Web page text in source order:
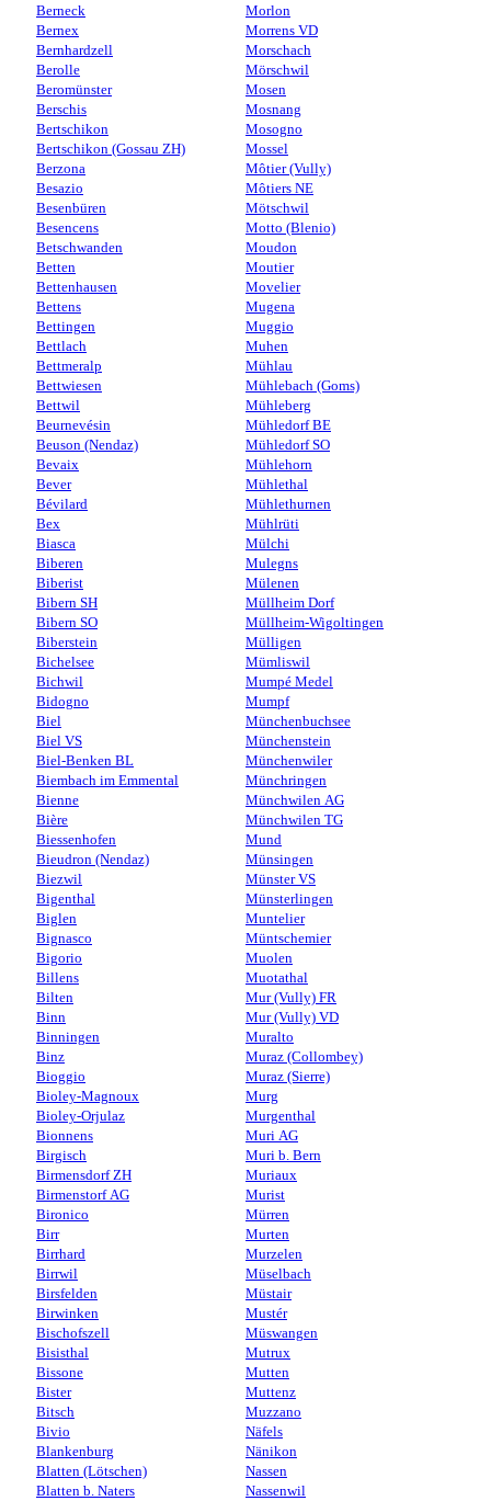
Berneck
Bernex
Bernhardzell
Berolle
Beromünster
Berschis
Bertschikon
Bertschikon (Gossau ZH)
Berzona
Besazio
Besenbüren
Besencens
Betschwanden
Betten
Bettenhausen
Bettens
Bettingen
Bettlach
Bettmeralp
Bettwiesen
Bettwil
Beurnevésin
Beuson (Nendaz)
Bevaix
Bever
Bévilard
Bex
Biasca
Biberen
Biberist
Bibern SH
Bibern SO
Biberstein
Bichelsee
Bichwil
Bidogno
Biel
Biel VS
Biel-Benken BL
Biembach im Emmental
Bienne
Bière
Biessenhofen
Bieudron (Nendaz)
Biezwil
Bigenthal
Biglen
Bignasco
Bigorio
Billens
Bilten
Binn
Binningen
Binz
Bioggio
Bioley-Magnoux
Bioley-Orjulaz
Bionnens
Birgisch
Birmensdorf ZH
Birmenstorf AG
Bironico
Birr
Birrhard
Birrwil
Birsfelden
Birwinken
Bischofszell
Bisisthal
Bissone
Bister
Bitsch
Bivio
Blankenburg
Blatten (Lötschen)
Blatten b. Naters
Morlon
Morrens VD
Morschach
Mörschwil
Mosen
Mosnang
Mosogno
Mossel
Môtier (Vully)
Môtiers NE
Mötschwil
Motto (Blenio)
Moudon
Moutier
Movelier
Mugena
Muggio
Muhen
Mühlau
Mühlebach (Goms)
Mühleberg
Mühledorf BE
Mühledorf SO
Mühlehorn
Mühlethal
Mühlethurnen
Mühlrüti
Mülchi
Mulegns
Mülenen
Müllheim Dorf
Müllheim-Wigoltingen
Mülligen
Mümliswil
Mumpé Medel
Mumpf
Münchenbuchsee
Münchenstein
Münchenwiler
Münchringen
Münchwilen AG
Münchwilen TG
Mund
Münsingen
Münster VS
Münsterlingen
Muntelier
Müntschemier
Muolen
Muotathal
Mur (Vully) FR
Mur (Vully) VD
Muralto
Muraz (Collombey)
Muraz (Sierre)
Murg
Murgenthal
Muri AG
Muri b. Bern
Muriaux
Murist
Mürren
Murten
Murzelen
Müselbach
Müstair
Mustér
Müswangen
Mutrux
Mutten
Muttenz
Muzzano
Näfels
Nänikon
Nassen
Nassenwil